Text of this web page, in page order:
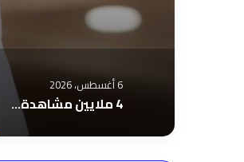
6 أغسطس، 2026
4 ملايين مشاهدة لـ«تعالي هنا».. نادر الأتات يواصل نجاحه باللهجة المصرية